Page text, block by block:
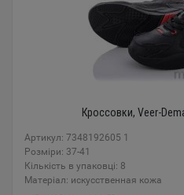
Кроссовки, Veer-
Артикул: 7348192605 1
Розміри: 37-41
Кількість в упаковці: 8
Mатеріал: искусственная кожа